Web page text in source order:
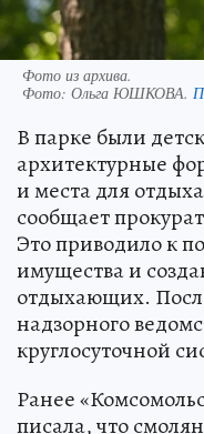
Фото из архива.
Фото: Ольга ЮШКОВА.
В парке были
архитектурные
и места для
сообщает
Это приводило к
имущества и
отдыхающих.
надзорного
круглосуточной
Ранее
писала, что